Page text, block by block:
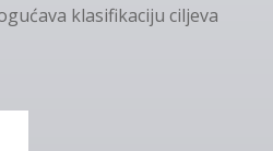
klasifikaciju ciljeva